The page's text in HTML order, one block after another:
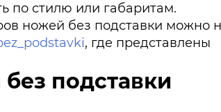
по стилю или габаритам.
ножей без подставки можно
, где представлены
подставки